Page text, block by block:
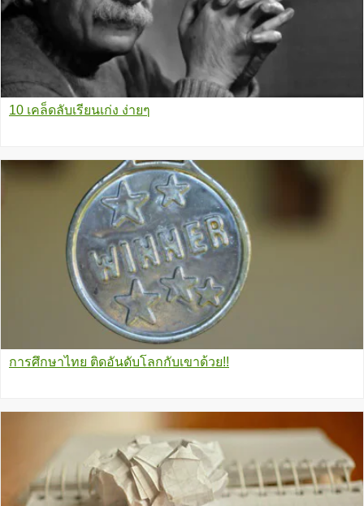
10 เคล็ดลับเรียนเก่ง ง่ายๆ
การศึกษาไทย ติดอันดับโลกกับเขาด้วย!!